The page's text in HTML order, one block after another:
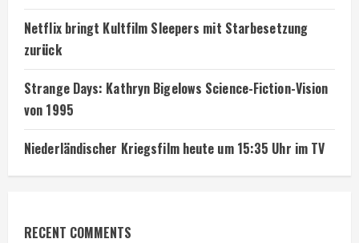
Netflix bringt Kultfilm Sleepers mit Starbesetzung
zurück
Strange Days: Kathryn Bigelows Science-Fiction-Vision
von 1995
Niederländischer Kriegsfilm heute um 15:35 Uhr im TV
RECENT COMMENTS